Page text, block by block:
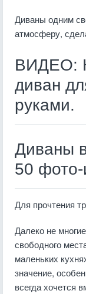
Диваны одним
атмосферу,
ВИДЕО:
диван
руками.
Диваны
50
Для прочтения
Далеко не
свободного
маленьких
значение,
всегда хочется